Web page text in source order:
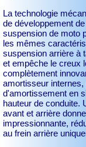
La technologie
de développement
suspension de moto
les mêmes
suspension arrière à
et empêche le creux
complètement
amortisseur internes,
d'amortissement en
hauteur de conduite.
avant et arrière
impressionnante,
au frein arrière